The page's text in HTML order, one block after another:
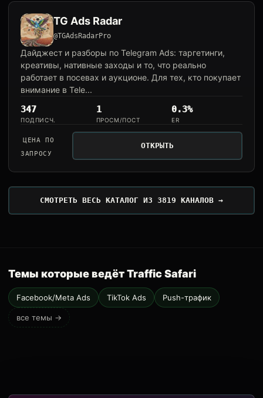
TG Ads Radar
@TGAdsRadarPro
Дайджест и разборы по Telegram Ads: таргетинги,
креативы, нативные заходы и то, что реально
работает в посевах и аукционе. Для тех, кто покупает
внимание в Tele...
347
ПОДПИСЧ.
1
ПРОСМ/ПОСТ
0.3%
ER
ЦЕНА ПО
ЗАПРОСУ
ОТКРЫТЬ
СМОТРЕТЬ ВЕСЬ КАТАЛОГ ИЗ 3819 КАНАЛОВ →
Темы которые ведёт Traffic Safari
Facebook/Meta Ads TikTok Ads Push-трафик
все темы →